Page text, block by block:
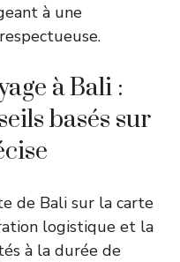
à une
à Bali :
basés sur
de Bali sur la carte
logistique et la
à la durée de